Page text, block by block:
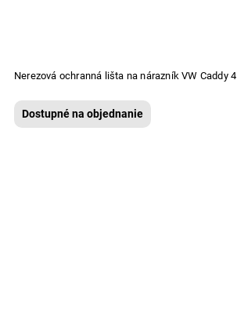
Nerezová ochranná lišta na nárazník VW Caddy 4
Dostupné na objednanie